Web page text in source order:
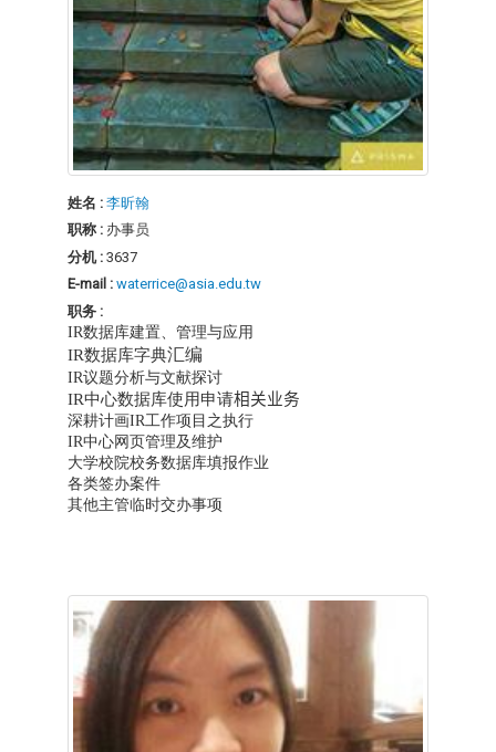
姓名 : 李昕翰
职称 : 办事员
分机 : 3637
E-mail : waterrice@asia.edu.tw
职务 :
IR数据库建置、管理与应用
IR数据库字典汇编
IR议题分析与文献探讨
IR中心数据库使用申请相关业务
深耕计画IR工作项目之执行
IR中心网页管理及维护
大学校院校务数据库填报作业
各类签办案件
其他主管临时交办事项